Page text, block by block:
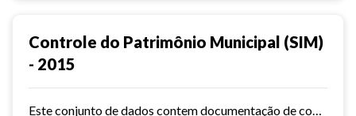
Controle do Patrimônio Municipal (SIM)
- 2015